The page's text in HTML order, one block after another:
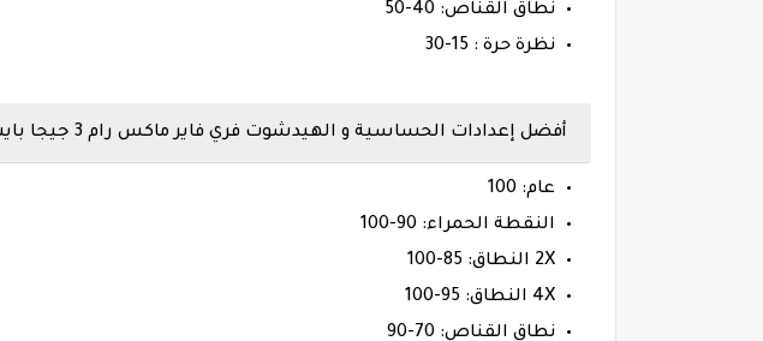
نطاق القناص: 40-50
نظرة حرة : 15-30
أفضل إعدادات الحساسية و الهيدشوت فري فاير ماكس رام 3 جيجا بايت (free fire 3gb ram)
عام: 100
النقطة الحمراء: 90-100
2X النطاق: 85-100
4X النطاق: 95-100
نطاق القناص: 70-90